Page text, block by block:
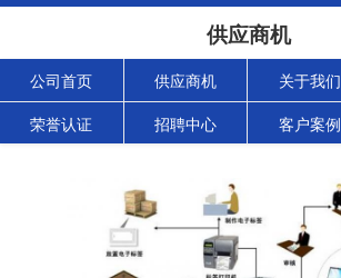
供应商机
公司首页 供应商机 关于我们
荣誉认证 招聘中心 客户案例